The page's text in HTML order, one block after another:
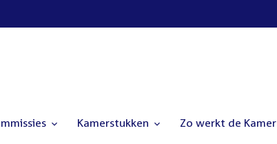
Kamerstukken Zo werkt de Kamer